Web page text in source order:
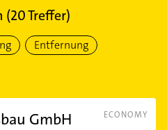
(20Treffer)
Entfernung
ECONOMY
GmbH